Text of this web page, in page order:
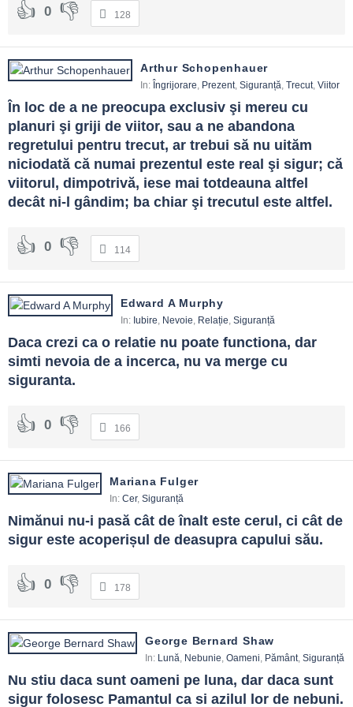
0 128
Arthur Schopenhauer
In: Îngrijorare Prezent Siguranță Trecut Viitor
În loc de a ne preocupa exclusiv şi mereu cu
planuri şi griji de viitor, sau a ne abandona
regretului pentru trecut, ar trebui să nu uităm
niciodată că numai prezentul este real şi sigur; că
viitorul, dimpotrivă, iese mai totdeauna altfel
decât ni-l gândim; ba chiar şi trecutul este altfel.
0 114
Edward A Murphy
In: Iubire Nevoie Relație Siguranță
Daca crezi ca o relatie nu poate functiona, dar
simti nevoia de a incerca, nu va merge cu
siguranta.
0 166
Mariana Fulger
In: Cer, Siguranță
Nimănui nu-i pasă cât de înalt este cerul, ci cât de
sigur este acoperișul de deasupra capului său.
0 178
George Bernard Shaw
In: Lună Nebunie Oameni Pământ Siguranță
Nu stiu daca sunt oameni pe luna, dar daca sunt
sigur folosesc Pamantul ca si azilul lor de nebuni.